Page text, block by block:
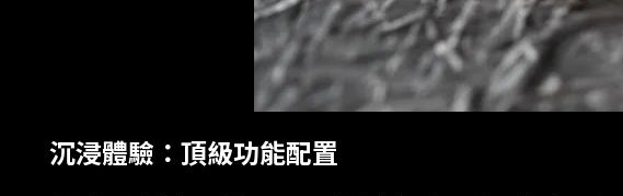
沉浸體驗：頂級功能配置